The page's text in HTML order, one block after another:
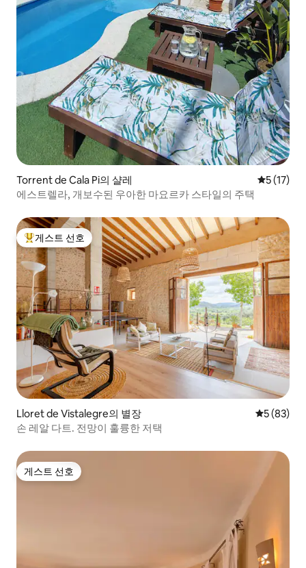
Torrent de Cala Pi의 샬레 평점 5점
5 (17)
에스트렐라, 개보수된 우아한 마요르카 스타일의 주택
상위 게스트 선호
게스트 선호
Lloret de Vistalegre의 별장 평점 5점(5
5 (83)
손 레알 다트. 전망이 훌륭한 저택
게스트 선호
게스트 선호